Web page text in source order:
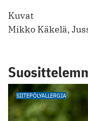
Kuvat
Mikko Käkelä,
SIITEPÖLYALLERGIA